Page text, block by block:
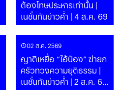
ต้องโทษประหารเท่านั้น |
เนชั่นทันข่าวค่ำ | 4 ส.ค. 69
02 ส.ค. 2569
ญาติเหยื่อ “ไอ้ป๋อง” ฆ่ายก
ครัวทวงความยุติธรรม |
เนชั่นทันข่าวค่ำ | 2 ส.ค. 69
| PART